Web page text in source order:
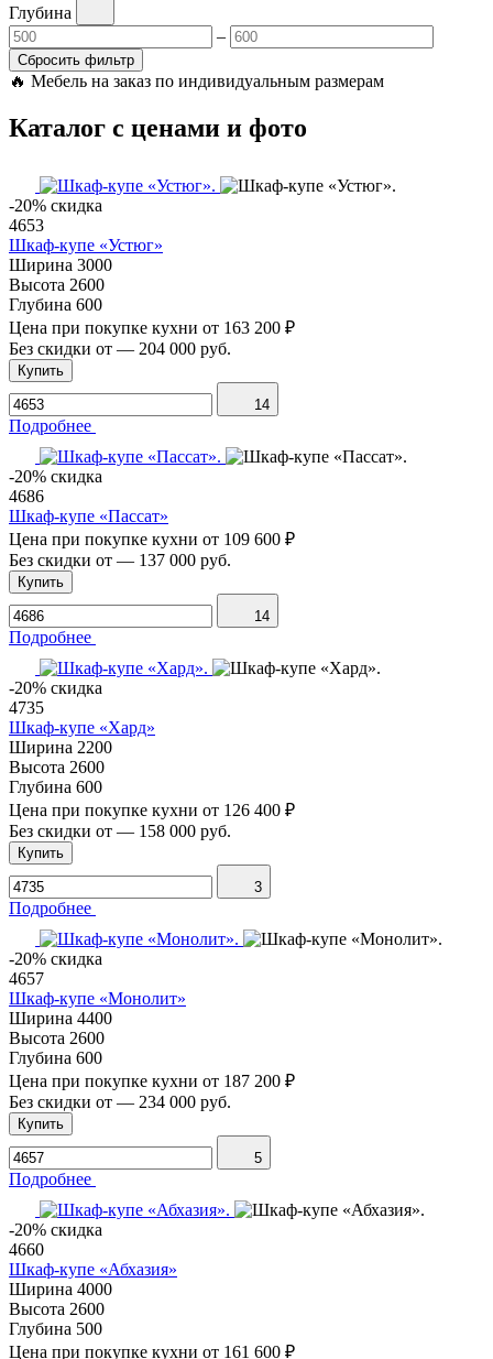
Глубина
–
Сбросить фильтр
🔥 Мебель на заказ по индивидуальным размерам
Каталог с ценами и фото
-20% скидка
4653
Шкаф-купе «Устюг»
Ширина 3000
Высота 2600
Глубина 600
Цена при покупке кухни от 163 200 ₽
Без скидки от — 204 000 руб.
Купить
14
Подробнее
-20% скидка
4686
Шкаф-купе «Пассат»
Цена при покупке кухни от 109 600 ₽
Без скидки от — 137 000 руб.
Купить
14
Подробнее
-20% скидка
4735
Шкаф-купе «Хард»
Ширина 2200
Высота 2600
Глубина 600
Цена при покупке кухни от 126 400 ₽
Без скидки от — 158 000 руб.
Купить
3
Подробнее
-20% скидка
4657
Шкаф-купе «Монолит»
Ширина 4400
Высота 2600
Глубина 600
Цена при покупке кухни от 187 200 ₽
Без скидки от — 234 000 руб.
Купить
5
Подробнее
-20% скидка
4660
Шкаф-купе «Абхазия»
Ширина 4000
Высота 2600
Глубина 500
Цена при покупке кухни от 161 600 ₽